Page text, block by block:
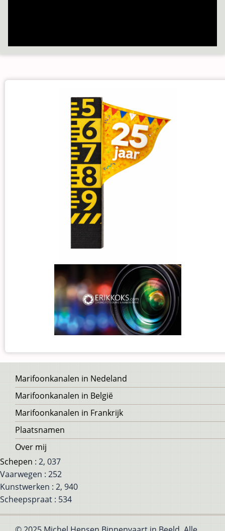
Voet
Marifoonkanalen in Nedeland
Marifoonkanalen in België
Marifoonkanalen in Frankrijk
Plaatsnamen
Over mij
Schepen : 2, 037
Vaarwegen : 252
Kunstwerken : 2, 940
Scheepspraat : 534